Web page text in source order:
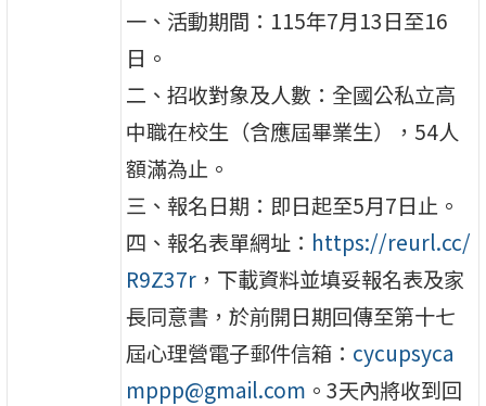
一、活動期間：115年7月13日至16
日。
二、招收對象及人數：全國公私立高
中職在校生（含應屆畢業生），54人
額滿為止。
三、報名日期：即日起至5月7日止。
四、報名表單網址： https://reurl.cc/
R9Z37r ，下載資料並填妥報名表及家
長同意書，於前開日期回傳至第十七
屆心理營電子郵件信箱： cycupsyca
mppp@gmail.com 。3天內將收到回